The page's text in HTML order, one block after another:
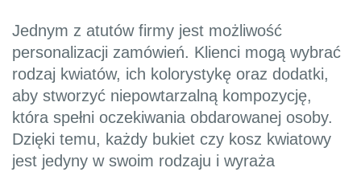
Jednym z atutów firmy jest możliwość
personalizacji zamówień. Klienci mogą wybrać
rodzaj kwiatów, ich kolorystykę oraz dodatki,
aby stworzyć niepowtarzalną kompozycję,
która spełni oczekiwania obdarowanej osoby.
Dzięki temu, każdy bukiet czy kosz kwiatowy
jest jedyny w swoim rodzaju i wyraża